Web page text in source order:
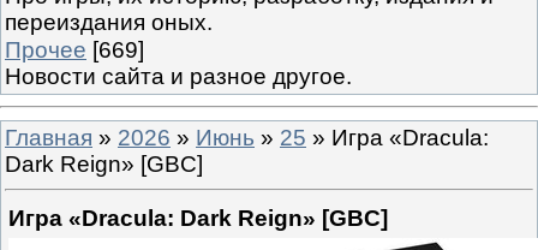
переиздания оных.
Прочее [669]
Новости сайта и разное другое.
Главная » 2026 » Июнь » 25 » Игра «Dracula:
Dark Reign» [GBC]
Игра «Dracula: Dark Reign» [GBC]